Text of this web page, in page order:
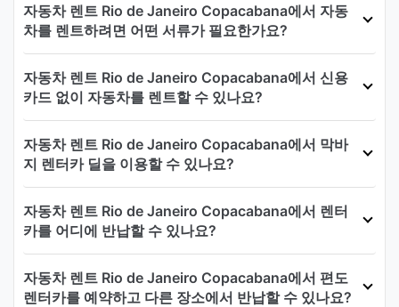
자동차 렌트 Rio de Janeiro Copacabana에서 자동
차를 렌트하려면 어떤 서류가 필요한가요?
자동차 렌트 Rio de Janeiro Copacabana에서 신용
카드 없이 자동차를 렌트할 수 있나요?
자동차 렌트 Rio de Janeiro Copacabana에서 막바
지 렌터카 딜을 이용할 수 있나요?
자동차 렌트 Rio de Janeiro Copacabana에서 렌터
카를 어디에 반납할 수 있나요?
자동차 렌트 Rio de Janeiro Copacabana에서 편도
렌터카를 예약하고 다른 장소에서 반납할 수 있나요?